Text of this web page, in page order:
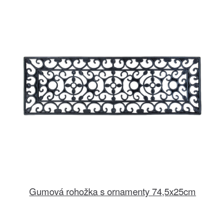
Gumová rohožka s ornamenty 74,5x25cm